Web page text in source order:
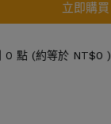
立即購買
0 點 (約等於 NT$0 )